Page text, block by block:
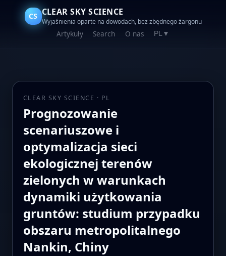
CS CLEAR SKY SCIENCE
Wyjaśnienia oparte na dowodach, bez zbędnego żargonu
Artykuły Search O nas PL▼
CLEAR SKY SCIENCE · PL
Prognozowanie
scenariuszowe i
optymalizacja sieci
ekologicznej terenów
zielonych w warunkach
dynamiki użytkowania
gruntów: studium przypadku
obszaru metropolitalnego
Nankin, Chiny